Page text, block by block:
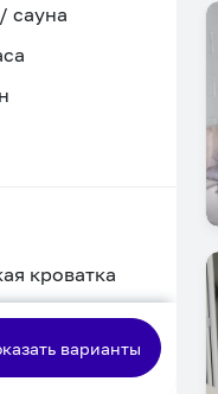
сауна
кроватка
варианты